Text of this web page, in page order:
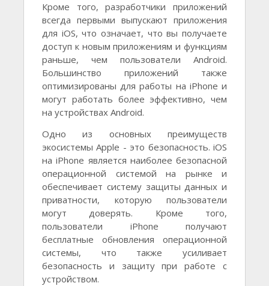
Кроме того, разработчики приложений
всегда первыми выпускают приложения
для iOS, что означает, что вы получаете
доступ к новым приложениям и функциям
раньше, чем пользователи Android.
Большинство приложений также
оптимизированы для работы на iPhone и
могут работать более эффективно, чем
на устройствах Android.
Одно из основных преимуществ
экосистемы Apple - это безопасность. iOS
на iPhone является наиболее безопасной
операционной системой на рынке и
обеспечивает систему защиты данных и
приватности, которую пользователи
могут доверять. Кроме того,
пользователи iPhone получают
бесплатные обновления операционной
системы, что также усиливает
безопасность и защиту при работе с
устройством.